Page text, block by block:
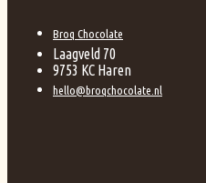
Broq Chocolate
Laagveld 70
9753 KC Haren
hello@broqchocolate.nl